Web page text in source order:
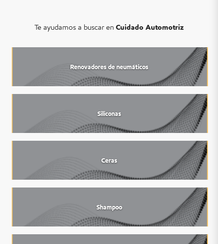
Te ayudamos a buscar en Cuidado Automotriz
Renovadores de neumáticos
Siliconas
Ceras
Shampoo